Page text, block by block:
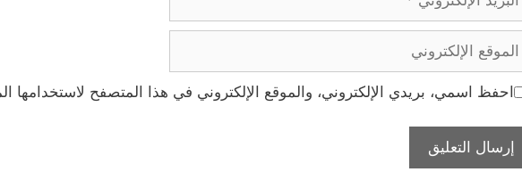
احفظ اسمي، بريدي الإلكتروني، والموقع الإلكتروني في هذا المتصفح لاستخدامها